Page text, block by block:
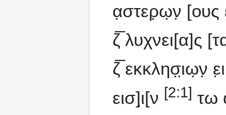
α̣στερ̣ω̣ν̣ [ους
ζ̅ λυχνει[α]ς
ζ̅ εκκλησ̣ι̣ω̣ν̣
εισ]ι̣[ν [2:1] τω